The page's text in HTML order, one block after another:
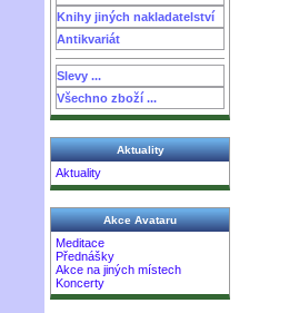
Knihy jiných nakladatelství
Antikvariát
Slevy ...
Všechno zboží ...
Aktuality
Aktuality
Akce Avataru
Meditace
Přednášky
Akce na jiných místech
Koncerty